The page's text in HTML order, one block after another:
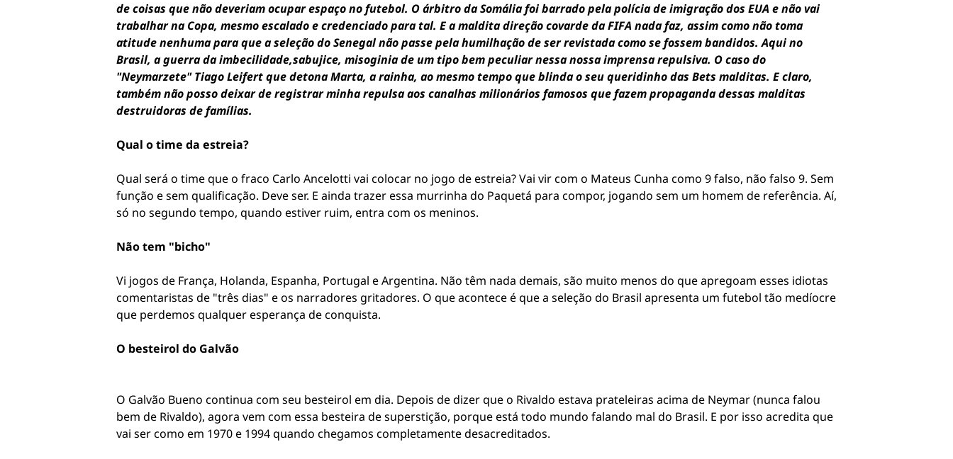
de coisas que não deveriam ocupar espaço no futebol. O árbitro da Somália foi barrado pela polícia de imigração dos EUA e não vai
trabalhar na Copa, mesmo escalado e credenciado para tal. E a maldita direção covarde da FIFA nada faz, assim como não toma
atitude nenhuma para que a seleção do Senegal não passe pela humilhação de ser revistada como se fossem bandidos. Aqui no
Brasil, a guerra da imbecilidade,sabujice, misoginia de um tipo bem peculiar nessa nossa imprensa repulsiva. O caso do
"Neymarzete" Tiago Leifert que detona Marta, a rainha, ao mesmo tempo que blinda o seu queridinho das Bets malditas. E claro,
também não posso deixar de registrar minha repulsa aos canalhas milionários famosos que fazem propaganda dessas malditas
destruidoras de famílias.
Qual o time da estreia?
Qual será o time que o fraco Carlo Ancelotti vai colocar no jogo de estreia? Vai vir com o Mateus Cunha como 9 falso, não falso 9. Sem
função e sem qualificação. Deve ser. E ainda trazer essa murrinha do Paquetá para compor, jogando sem um homem de referência. Aí,
só no segundo tempo, quando estiver ruim, entra com os meninos.
Não tem "bicho"
Vi jogos de França, Holanda, Espanha, Portugal e Argentina. Não têm nada demais, são muito menos do que apregoam esses idiotas
comentaristas de "três dias" e os narradores gritadores. O que acontece é que a seleção do Brasil apresenta um futebol tão medíocre
que perdemos qualquer esperança de conquista.
O besteirol do Galvão
O Galvão Bueno continua com seu besteirol em dia. Depois de dizer que o Rivaldo estava prateleiras acima de Neymar (nunca falou
bem de Rivaldo), agora vem com essa besteira de superstição, porque está todo mundo falando mal do Brasil. E por isso acredita que
vai ser como em 1970 e 1994 quando chegamos completamente desacreditados.